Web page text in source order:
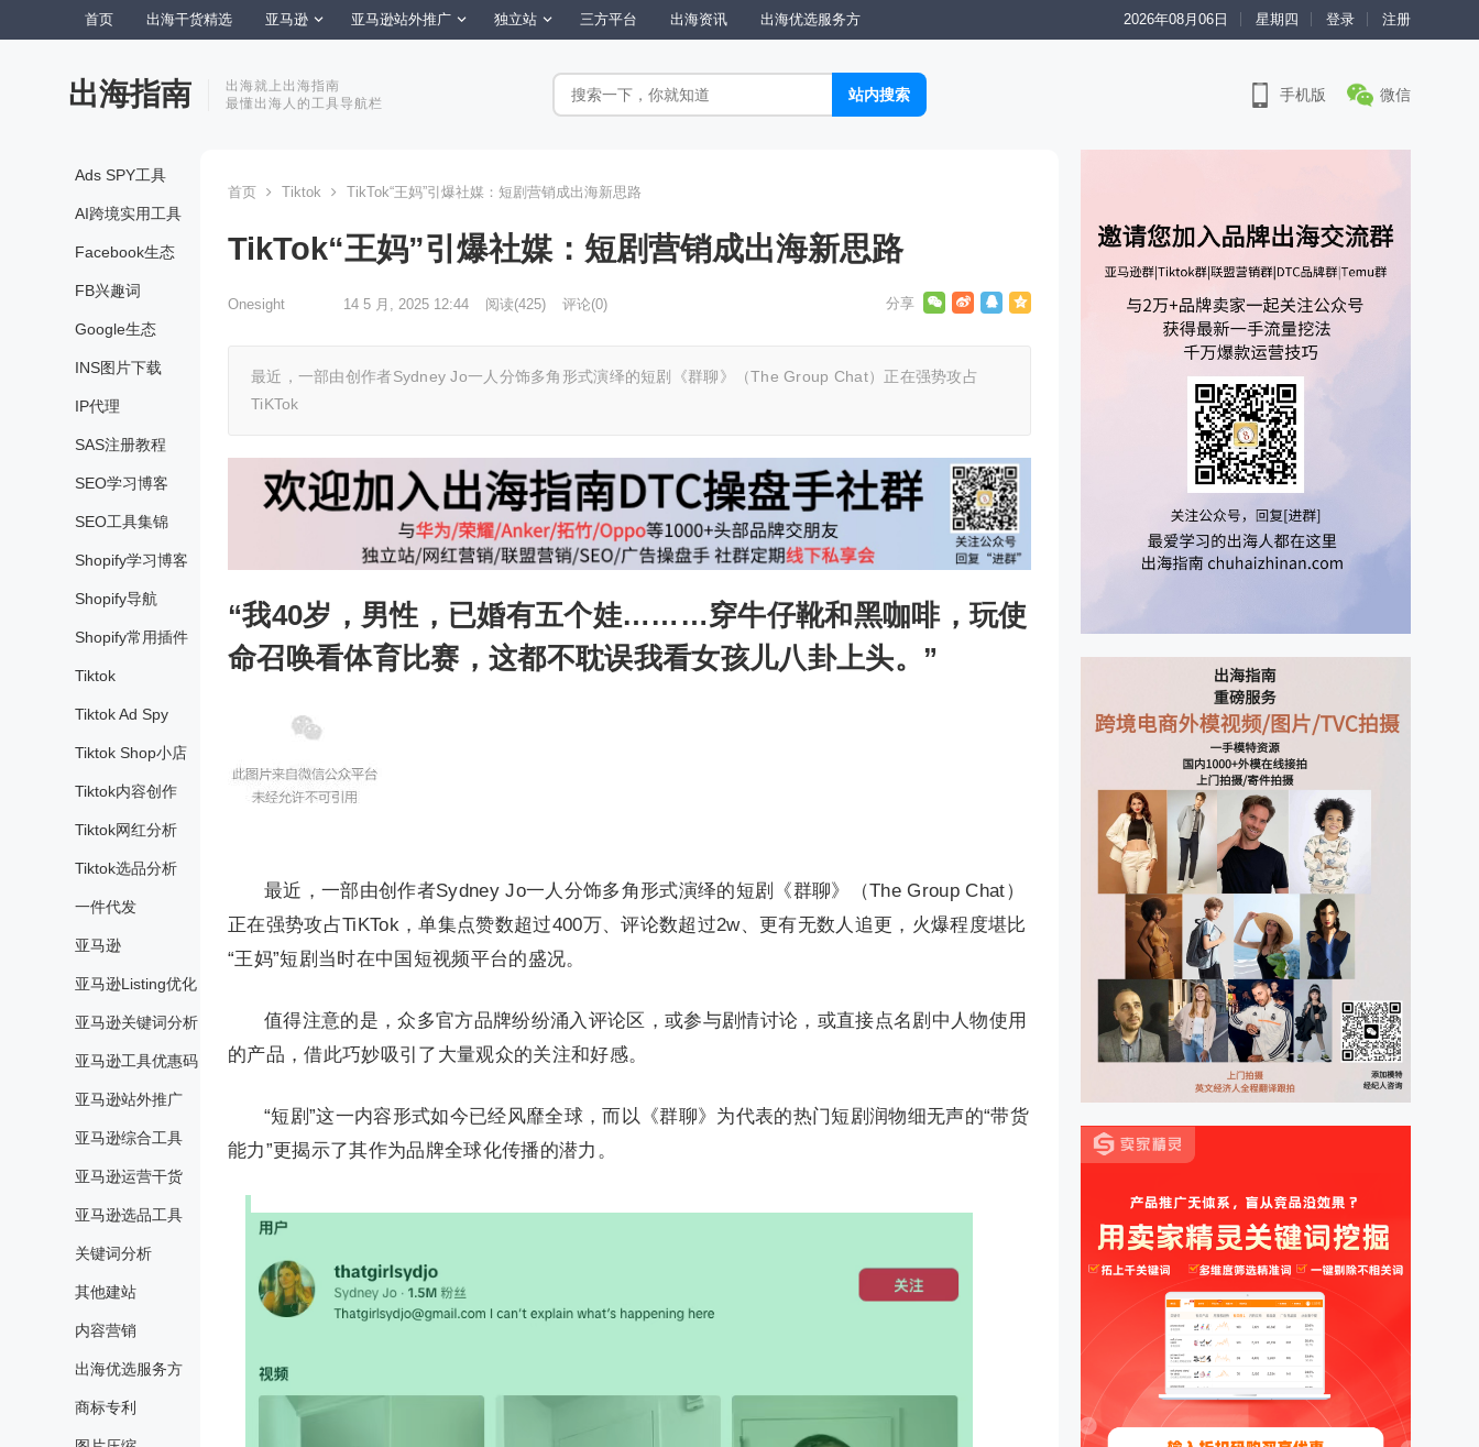
首页 出海干货精选 亚马逊 亚马逊站外推广 独立站 三方平台 出海资讯 出海优选服务方 2026年08月06日 星期四 登录 注册
出海指南
出海就上出海指南
最懂出海人的工具导航栏
手机版 微信
Ads SPY工具
AI跨境实用工具
Facebook生态
FB兴趣词
Google生态
INS图片下载
IP代理
SAS注册教程
SEO学习博客
SEO工具集锦
Shopify学习博客
Shopify导航
Shopify常用插件
Tiktok
Tiktok Ad Spy
Tiktok Shop小店
Tiktok内容创作
Tiktok网红分析
Tiktok选品分析
一件代发
亚马逊
亚马逊Listing优化
亚马逊关键词分析
亚马逊工具优惠码
亚马逊站外推广
亚马逊综合工具
亚马逊运营干货
亚马逊选品工具
关键词分析
其他建站
内容营销
出海优选服务方
商标专利
首页 Tiktok TikTok“王妈”引爆社媒：短剧营销成出海新思路
TikTok“王妈”引爆社媒：短剧营销成出海新思路
Onesight 14 5 月, 2025 12:44 阅读(425) 评论(0)
最近，一部由创作者Sydney Jo一人分饰多角形式演绎的短剧《群聊》（The Group Chat）正在强势攻占
TiKTok
“我40岁，男性，已婚有五个娃………穿牛仔靴和黑咖啡，玩使
命召唤看体育比赛，这都不耽误我看女孩儿八卦上头。”
最近，一部由创作者Sydney Jo一人分饰多角形式演绎的短剧《群聊》（The Group Chat）
正在强势攻占TiKTok，单集点赞数超过400万、评论数超过2w、更有无数人追更，火爆程度堪比
“王妈”短剧当时在中国短视频平台的盛况。
值得注意的是，众多官方品牌纷纷涌入评论区，或参与剧情讨论，或直接点名剧中人物使用
的产品，借此巧妙吸引了大量观众的关注和好感。
“短剧”这一内容形式如今已经风靡全球，而以《群聊》为代表的热门短剧润物细无声的“带货
能力”更揭示了其作为品牌全球化传播的潜力。